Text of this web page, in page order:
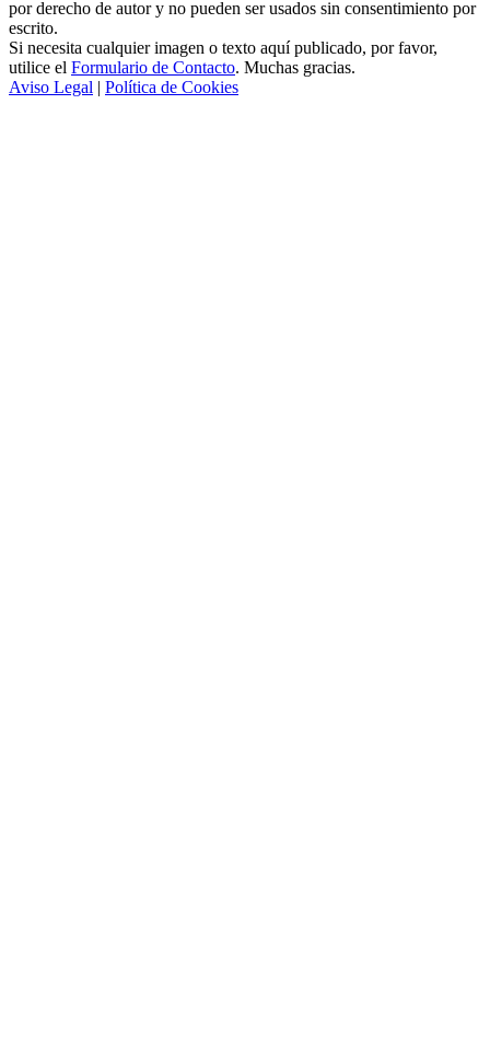
por derecho de autor y no pueden ser usados sin consentimiento por
escrito.
Si necesita cualquier imagen o texto aquí publicado, por favor,
utilice el Formulario de Contacto. Muchas gracias.
Aviso Legal | Política de Cookies